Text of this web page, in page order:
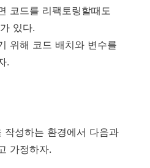
코드를 리팩토링할때도
있다.
위해 코드 배치와 변수를
.
작성하는 환경에서 다음과
가정하자.